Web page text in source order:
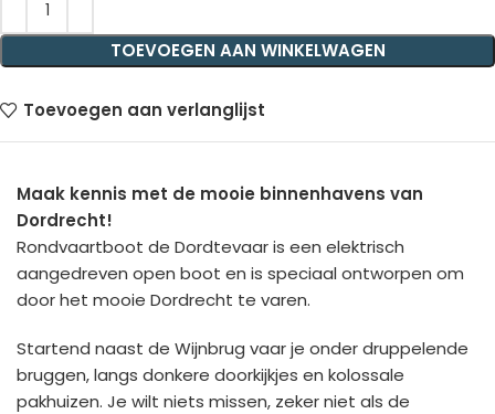
TOEVOEGEN AAN WINKELWAGEN
Toevoegen aan verlanglijst
Maak kennis met de mooie binnenhavens van
Dordrecht!
Rondvaartboot de Dordtevaar is een elektrisch
aangedreven open boot en is speciaal ontworpen om
door het mooie Dordrecht te varen.
Startend naast de Wijnbrug vaar je onder druppelende
bruggen, langs donkere doorkijkjes en kolossale
pakhuizen. Je wilt niets missen, zeker niet als de